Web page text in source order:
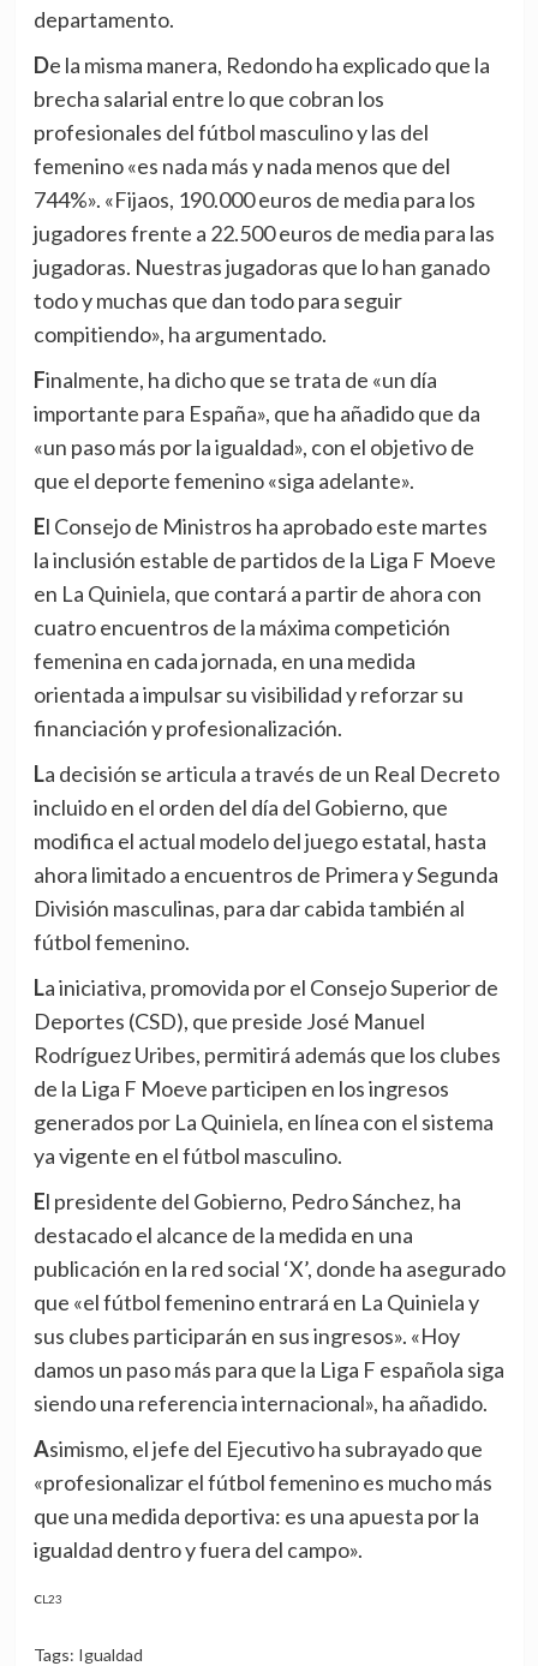
departamento.
De la misma manera, Redondo ha explicado que la
brecha salarial entre lo que cobran los
profesionales del fútbol masculino y las del
femenino «es nada más y nada menos que del
744%». «Fijaos, 190.000 euros de media para los
jugadores frente a 22.500 euros de media para las
jugadoras. Nuestras jugadoras que lo han ganado
todo y muchas que dan todo para seguir
compitiendo», ha argumentado.
Finalmente, ha dicho que se trata de «un día
importante para España», que ha añadido que da
«un paso más por la igualdad», con el objetivo de
que el deporte femenino «siga adelante».
El Consejo de Ministros ha aprobado este martes
la inclusión estable de partidos de la Liga F Moeve
en La Quiniela, que contará a partir de ahora con
cuatro encuentros de la máxima competición
femenina en cada jornada, en una medida
orientada a impulsar su visibilidad y reforzar su
financiación y profesionalización.
La decisión se articula a través de un Real Decreto
incluido en el orden del día del Gobierno, que
modifica el actual modelo del juego estatal, hasta
ahora limitado a encuentros de Primera y Segunda
División masculinas, para dar cabida también al
fútbol femenino.
La iniciativa, promovida por el Consejo Superior de
Deportes (CSD), que preside José Manuel
Rodríguez Uribes, permitirá además que los clubes
de la Liga F Moeve participen en los ingresos
generados por La Quiniela, en línea con el sistema
ya vigente en el fútbol masculino.
El presidente del Gobierno, Pedro Sánchez, ha
destacado el alcance de la medida en una
publicación en la red social ‘X’, donde ha asegurado
que «el fútbol femenino entrará en La Quiniela y
sus clubes participarán en sus ingresos». «Hoy
damos un paso más para que la Liga F española siga
siendo una referencia internacional», ha añadido.
Asimismo, el jefe del Ejecutivo ha subrayado que
«profesionalizar el fútbol femenino es mucho más
que una medida deportiva: es una apuesta por la
igualdad dentro y fuera del campo».
CL23
Tags: Igualdad